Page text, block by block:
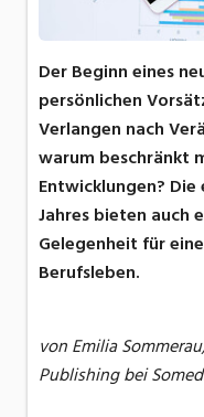
Der Beginn eines
persönlichen
Verlangen nach
warum beschränkt
Entwicklungen?
Jahres bieten auch
Gelegenheit für
Berufsleben.
vonEmilia
Publishing bei